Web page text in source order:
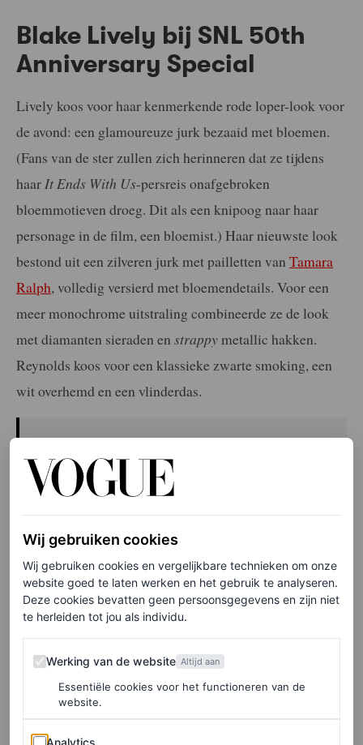
Blake Lively bij SNL 50th
Anniversary Special
Lively koos voor haar kenmerkende rode loper-look voor
de avond: een glamoureuze jurk bezaaid met bloemen.
(Fans van de ster zullen zich herinneren dat ze tijdens
haar It Ends With Us-persreis onafgebroken
bloemmotieven droeg. Dit als een knipoog naar haar
personage in de film, een bloemist.) Haar nieuwste look
bestond uit een zilveren jurk met pailletten van Tamara
Ralph, volledig versierd met bloemendetails. Voor een
meer monochrome uitstraling combineerde ze de look
met diamanten sieraden en strappy metallic hakken.
Reynolds koos voor een klassieke zwarte smoking, een
wit overhemd en een vlinderdas.
Schrijf je hier in voor de Vogue-nieuwsbrief.
DeSNL 50th Anniversary Special
grote publieke optredens van Blake Lively sinds er
berichten verschenen over de juridische strijd tussen haar
en haarIt Ends With Us-tegenspeler Justin Baldoni –een
geschil dat nog steeds voortduurt.
LEES OOK
Dit zijn de best geklede beroemdheden van
de BAFTA’s 2025
Wij gebruiken cookies
Wij gebruiken cookies en vergelijkbare technieken om onze
website goed te laten werken en het gebruik te analyseren.
Deze cookies bevatten geen persoonsgegevens en zijn niet
te herleiden tot jou als individu.
Werking van de website
Werking van de website Altijd aan
Essentiële cookies voor het functioneren van de
website.
Analytics
Analytics